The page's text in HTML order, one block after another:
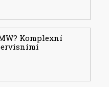
Komplexní